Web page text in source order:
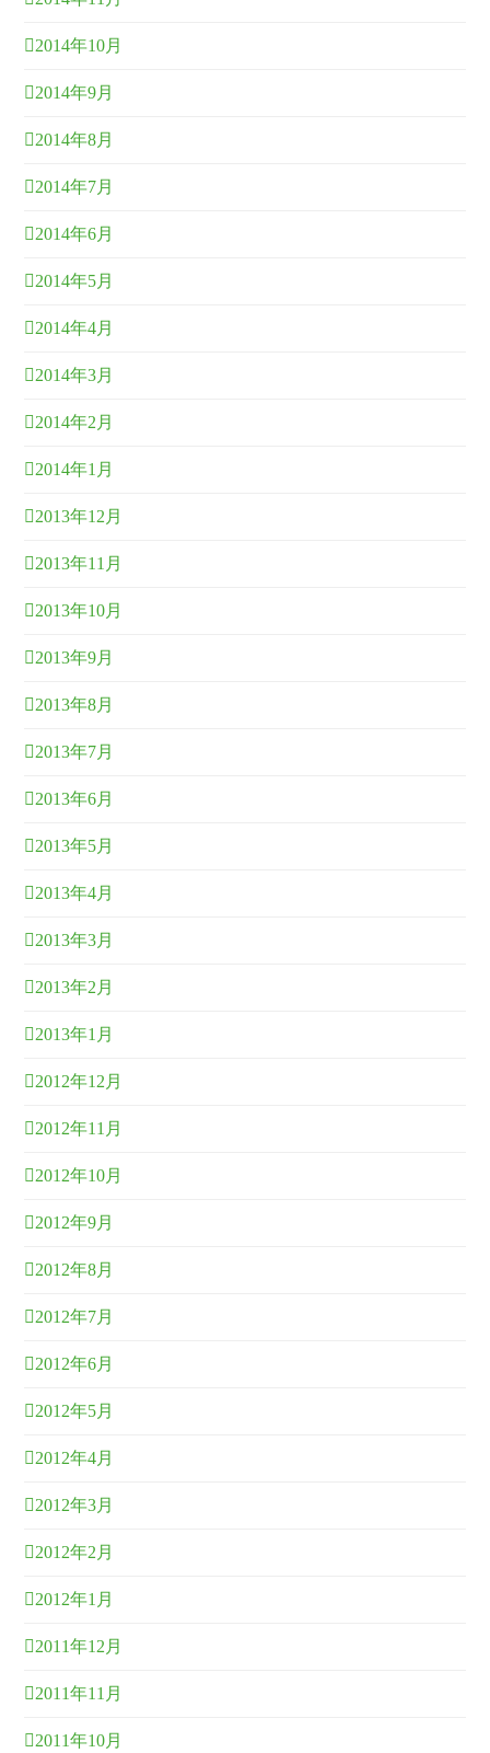
2014年10月
2014年9月
2014年8月
2014年7月
2014年6月
2014年5月
2014年4月
2014年3月
2014年2月
2014年1月
2013年12月
2013年11月
2013年10月
2013年9月
2013年8月
2013年7月
2013年6月
2013年5月
2013年4月
2013年3月
2013年2月
2013年1月
2012年12月
2012年11月
2012年10月
2012年9月
2012年8月
2012年7月
2012年6月
2012年5月
2012年4月
2012年3月
2012年2月
2012年1月
2011年12月
2011年11月
2011年10月